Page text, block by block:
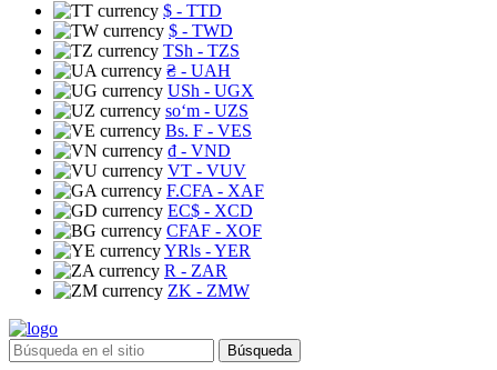
$ - TTD
$ - TWD
TSh - TZS
₴ - UAH
USh - UGX
soʻm - UZS
Bs. F - VES
₫ - VND
VT - VUV
F.CFA - XAF
EC$ - XCD
CFAF - XOF
YRls - YER
R - ZAR
ZK - ZMW
Búsqueda